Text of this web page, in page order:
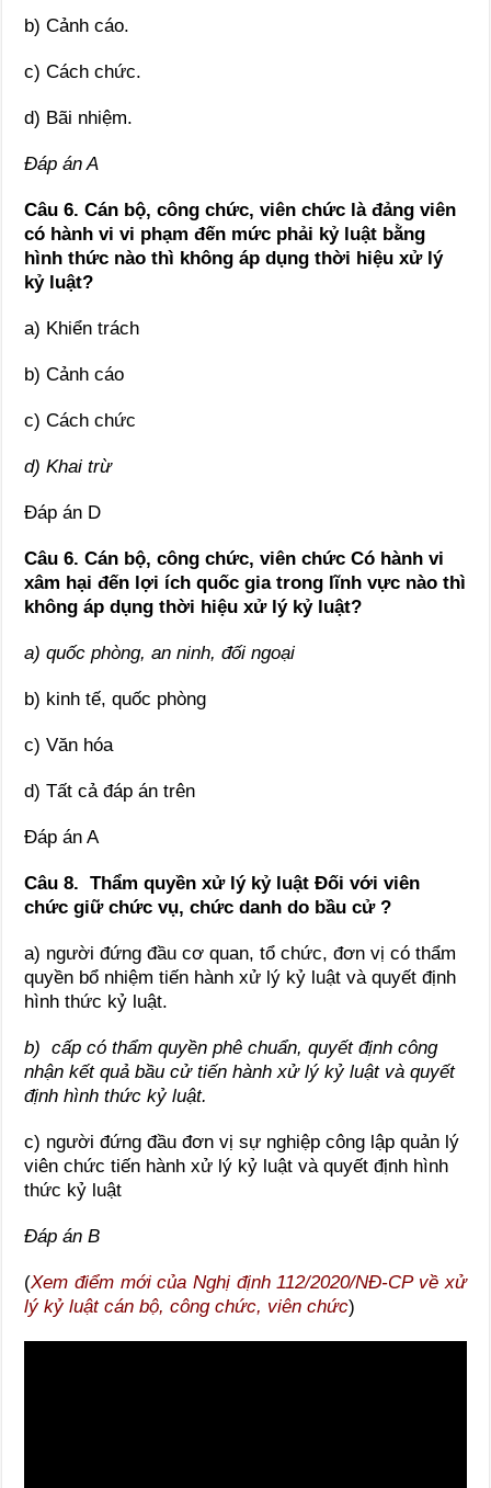
b) Cảnh cáo.
c) Cách chức.
d) Bãi nhiệm.
Đáp án A
Câu 6. Cán bộ, công chức, viên chức là đảng viên
có hành vi vi phạm đến mức phải kỷ luật bằng
hình thức nào thì không áp dụng thời hiệu xử lý
kỷ luật?
a) Khiển trách
b) Cảnh cáo
c) Cách chức
d) Khai trừ
Đáp án D
Câu 6. Cán bộ, công chức, viên chức Có hành vi
xâm hại đến lợi ích quốc gia trong lĩnh vực nào thì
không áp dụng thời hiệu xử lý kỷ luật?
a) quốc phòng, an ninh, đối ngoại
b) kinh tế, quốc phòng
c) Văn hóa
d) Tất cả đáp án trên
Đáp án A
Câu 8. Thẩm quyền xử lý kỷ luật Đối với viên
chức giữ chức vụ, chức danh do bầu cử ?
a) người đứng đầu cơ quan, tổ chức, đơn vị có thẩm
quyền bổ nhiệm tiến hành xử lý kỷ luật và quyết định
hình thức kỷ luật.
b) cấp có thẩm quyền phê chuẩn, quyết định công
nhận kết quả bầu cử tiến hành xử lý kỷ luật và quyết
định hình thức kỷ luật.
c) người đứng đầu đơn vị sự nghiệp công lập quản lý
viên chức tiến hành xử lý kỷ luật và quyết định hình
thức kỷ luật
Đáp án B
(Xem điểm mới của Nghị định 112/2020/NĐ-CP về xử
lý kỷ luật cán bộ, công chức, viên chức)